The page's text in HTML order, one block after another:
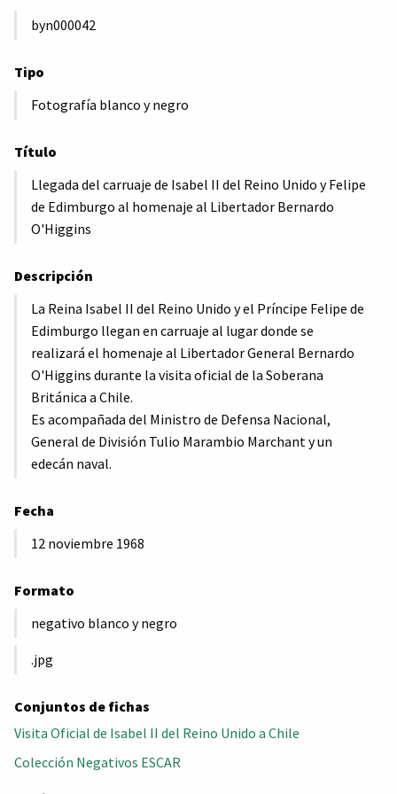
byn000042
Tipo
Fotografía blanco y negro
Título
Llegada del carruaje de Isabel II del Reino Unido y Felipe
de Edimburgo al homenaje al Libertador Bernardo
O'Higgins
Descripción
La Reina Isabel II del Reino Unido y el Príncipe Felipe de
Edimburgo llegan en carruaje al lugar donde se
realizará el homenaje al Libertador General Bernardo
O'Higgins durante la visita oficial de la Soberana
Británica a Chile.
Es acompañada del Ministro de Defensa Nacional,
General de División Tulio Marambio Marchant y un
edecán naval.
Fecha
12 noviembre 1968
Formato
negativo blanco y negro
.jpg
Conjuntos de fichas
Visita Oficial de Isabel II del Reino Unido a Chile
Colección Negativos ESCAR